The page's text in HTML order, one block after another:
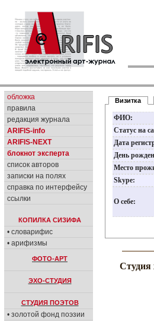
обложка
правила
редакция журнала
ARIFIS-info
ARIFIS-NEXT
блокнот эксперта
список авторов
записки на полях
справка по интерфейсу
ссылки
КОПИЛКА СИЗИФА
• словарифис
• арифизмы
ФОТО-АРТ
ЭХО-СТУДИЯ
СТУДИЯ ПОЭТОВ
• золотой фонд поэзии
Визитка
ФИО:
Статус на
Дата
День
Место
Skype:
О себе:
Студия